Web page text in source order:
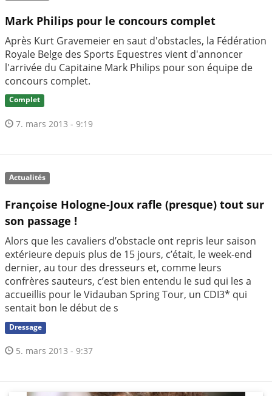
Mark Philips pour le concours complet
Après Kurt Gravemeier en saut d'obstacles, la Fédération
Royale Belge des Sports Equestres vient d'annoncer
l'arrivée du Capitaine Mark Philips pour son équipe de
concours complet.
Complet
7. mars 2013 - 9:19
Actualités
Françoise Hologne-Joux rafle (presque) tout sur
son passage !
Alors que les cavaliers d’obstacle ont repris leur saison
extérieure depuis plus de 15 jours, c’était, le week-end
dernier, au tour des dresseurs et, comme leurs
confrères sauteurs, c’est bien entendu le sud qui les a
accueillis pour le Vidauban Spring Tour, un CDI3* qui
sentait bon le début de s
Dressage
5. mars 2013 - 9:37